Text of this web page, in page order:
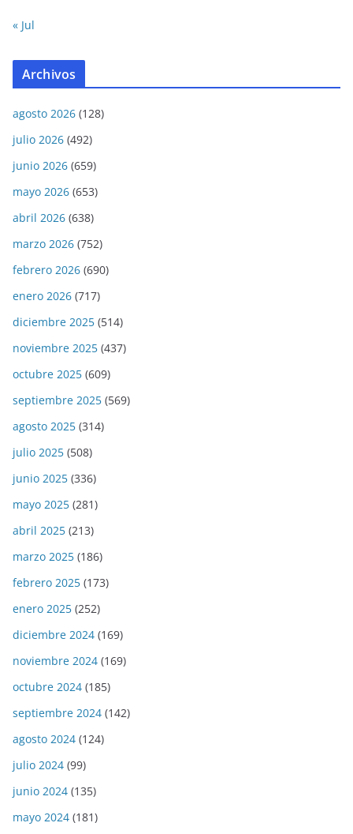
« Jul
Archivos
agosto 2026 (128)
julio 2026 (492)
junio 2026 (659)
mayo 2026 (653)
abril 2026 (638)
marzo 2026 (752)
febrero 2026 (690)
enero 2026 (717)
diciembre 2025 (514)
noviembre 2025 (437)
octubre 2025 (609)
septiembre 2025 (569)
agosto 2025 (314)
julio 2025 (508)
junio 2025 (336)
mayo 2025 (281)
abril 2025 (213)
marzo 2025 (186)
febrero 2025 (173)
enero 2025 (252)
diciembre 2024 (169)
noviembre 2024 (169)
octubre 2024 (185)
septiembre 2024 (142)
agosto 2024 (124)
julio 2024 (99)
junio 2024 (135)
mayo 2024 (181)